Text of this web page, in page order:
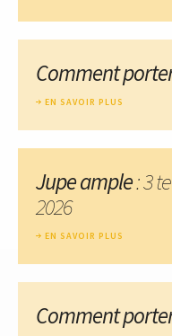
Comment
EN SAVOIR PLUS
Jupe ample: 3
2026
EN SAVOIR PLUS
Comment